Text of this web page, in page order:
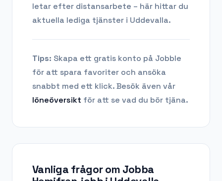
letar efter distansarbete – här hittar du
aktuella lediga tjänster i Uddevalla.
Tips: Skapa ett gratis konto på Jobble
för att spara favoriter och ansöka
snabbt med ett klick. Besök även vår
löneöversikt för att se vad du bör tjäna.
Vanliga frågor om Jobba